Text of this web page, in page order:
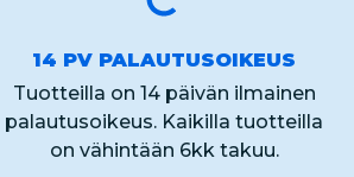
14 PV PALAUTUSOIKEUS
Tuotteilla on 14 päivän ilmainen
palautusoikeus. Kaikilla tuotteilla
on vähintään 6kk takuu.